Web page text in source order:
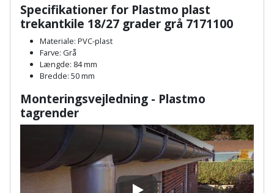
Sand
og
grus
Skruer,
og
møtrikker
Søm
Mejsel
Murerværktøj
Nøgleværktøj
Oliekande
Fugepistol
Fugtmåler
Gipsskruemaskine
Girafsliber
Girafsliber
Høvl
Havepleje
Haveredskaber
Haveslange
og
tilbehør
Hegn
Specifikationer for Plastmo plast
trekantkile 18/27 grader grå 7171100
Materiale: PVC-plast
Farve: Grå
Længde: 84 mm
Bredde: 50 mm
Monteringsvejledning - Plastmo
tagrender